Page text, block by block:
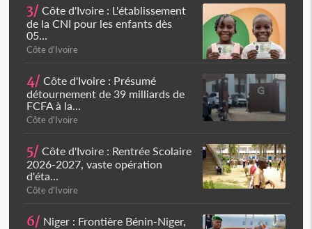
3/ Côte d'Ivoire : L'établissement
de la CNI pour les enfants dès
05...
Côte d'Ivoire
4/ Côte d'Ivoire : Présumé
détournement de 39 milliards de
FCFA à la...
Côte d'Ivoire
5/ Côte d'Ivoire : Rentrée Scolaire
2026-2027, vaste opération
d'éta...
Côte d'Ivoire
6/ Niger : Frontière Bénin-Niger,